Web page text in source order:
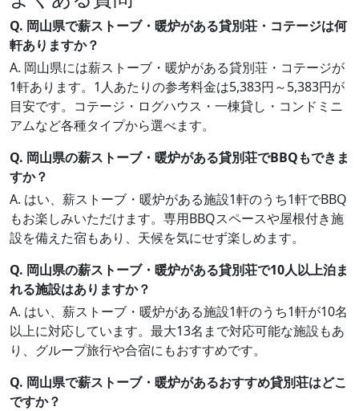
Q. 岡山県で薪ストーブ・暖炉がある貸別荘・コテージは何
軒ありますか？
A. 岡山県には薪ストーブ・暖炉がある貸別荘・コテージが
1軒あります。1人あたりの参考料金は5,383円～5,383円が
目安です。コテージ・ログハウス・一棟貸し・コンドミニ
アムなど各種タイプから選べます。
Q. 岡山県の薪ストーブ・暖炉がある貸別荘でBBQもできま
すか？
A. はい、薪ストーブ・暖炉がある施設1軒のうち1軒でBBQ
もお楽しみいただけます。専用BBQスペースや屋根付き施
設を備えた宿もあり、天候を気にせず楽しめます。
Q. 岡山県の薪ストーブ・暖炉がある貸別荘で10人以上泊ま
れる施設はありますか？
A. はい、薪ストーブ・暖炉がある施設1軒のうち1軒が10名
以上に対応しています。最大13名まで対応可能な施設もあ
り、グループ旅行や合宿にもおすすめです。
Q. 岡山県で薪ストーブ・暖炉があるおすすめ貸別荘はどこ
ですか？